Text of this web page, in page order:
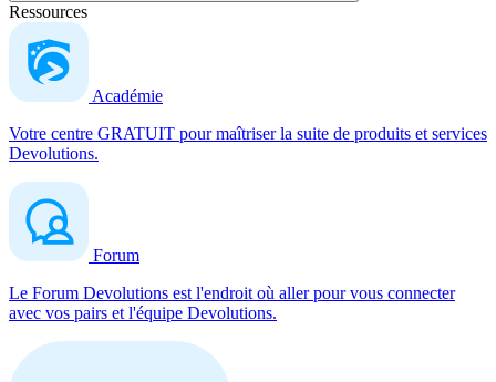
Ressources
Académie
Votre centre GRATUIT pour maîtriser la suite de produits et services
Devolutions.
Forum
Le Forum Devolutions est l'endroit où aller pour vous connecter
avec vos pairs et l'équipe Devolutions.